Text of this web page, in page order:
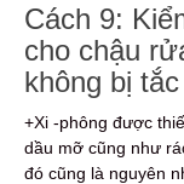
Cách 9:
cho chậu
không bị tắc
+Xi -phông được
dầu mỡ cũng như
đó cũng là nguyên